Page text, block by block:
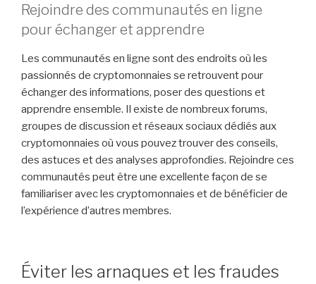
Rejoindre des communautés en ligne
pour échanger et apprendre
Les communautés en ligne sont des endroits où les
passionnés de cryptomonnaies se retrouvent pour
échanger des informations, poser des questions et
apprendre ensemble. Il existe de nombreux forums,
groupes de discussion et réseaux sociaux dédiés aux
cryptomonnaies où vous pouvez trouver des conseils,
des astuces et des analyses approfondies. Rejoindre ces
communautés peut être une excellente façon de se
familiariser avec les cryptomonnaies et de bénéficier de
l’expérience d’autres membres.
Éviter les arnaques et les fraudes